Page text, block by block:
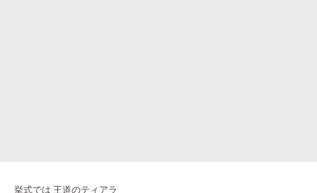
挙式では 王道のティアラ